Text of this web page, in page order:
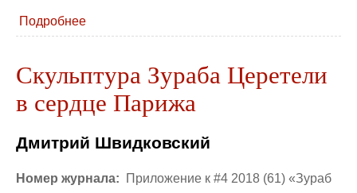
Подробнее
Скульптура Зураба Церетели
в сердце Парижа
Дмитрий Швидковский
Номер журнала: Приложение к #4 2018 (61) «Зураб